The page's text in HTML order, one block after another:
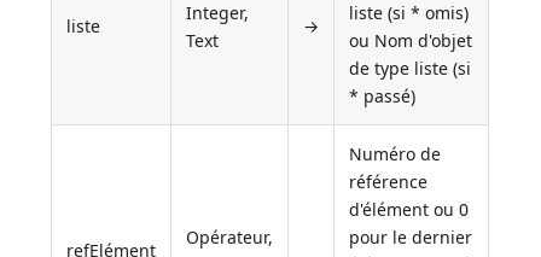
liste
Integer,
Text
→
liste (si * omis)
ou Nom d'objet
de type liste (si
* passé)
refElément
Opérateur,
Numéro de
référence
d'élément ou 0
pour le dernier